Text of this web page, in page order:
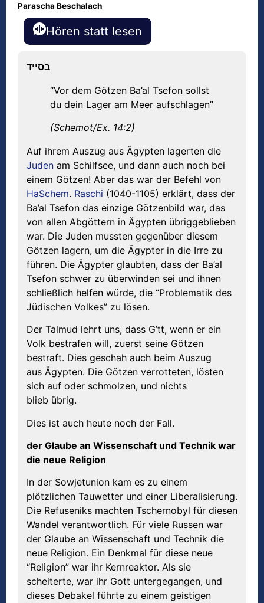
Parascha Beschalach
Hören statt lesen
בסייד
“Vor dem Götzen Ba’al Tsefon sollst
du dein Lager am Meer aufschlagen”
(Schemot/Ex. 14:2)
Auf ihrem Auszug aus Ägypten lagerten die
Juden am Schilfsee, und dann auch noch bei
einem Götzen! Aber das war der Befehl von
HaSchem. Raschi (1040-1105) erklärt, dass der
Ba’al Tsefon das einzige Götzenbild war, das
von allen Abgöttern in Ägypten übriggeblieben
war. Die Juden mussten gegenüber diesem
Götzen lagern, um die Ägypter in die Irre zu
führen. Die Ägypter glaubten, dass der Ba’al
Tsefon schwer zu überwinden sei und ihnen
schließlich helfen würde, die “Problematik des
Jüdischen Volkes” zu lösen.
Der Talmud lehrt uns, dass G’tt, wenn er ein
Volk bestrafen will, zuerst seine Götzen
bestraft. Dies geschah auch beim Auszug
aus Ägypten. Die Götzen verrotteten, lösten
sich auf oder schmolzen, und nichts
blieb übrig.
Dies ist auch heute noch der Fall.
der Glaube an Wissenschaft und Technik war
die neue Religion
In der Sowjetunion kam es zu einem
plötzlichen Tauwetter und einer Liberalisierung.
Die Refuseniks machten Tschernobyl für diesen
Wandel verantwortlich. Für viele Russen war
der Glaube an Wissenschaft und Technik die
neue Religion. Ein Denkmal für diese neue
“Religion” war ihr Kernreaktor. Als sie
scheiterte, war ihr Gott untergegangen, und
dieses Debakel führte zu einem geistigen